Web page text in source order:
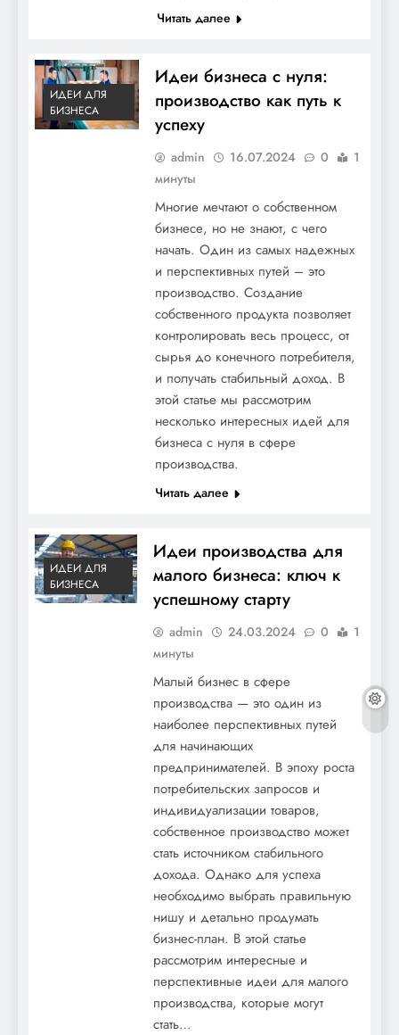
Читать далее
ИДЕИ ДЛЯ
БИЗНЕСА
Идеи бизнеса с нуля:
производство как путь к
успеху
admin 16.07.2024 0
1
минуты
Многие мечтают о собственном
бизнесе, но не знают, с чего
начать. Один из самых надежных
и перспективных путей – это
производство. Создание
собственного продукта позволяет
контролировать весь процесс, от
сырья до конечного потребителя,
и получать стабильный доход. В
этой статье мы рассмотрим
несколько интересных идей для
бизнеса с нуля в сфере
производства.
Читать далее
ИДЕИ ДЛЯ
БИЗНЕСА
Идеи производства для
малого бизнеса: ключ к
успешному старту
admin 24.03.2024 0
1
минуты
Малый бизнес в сфере
производства — это один из
наиболее перспективных путей
для начинающих
предпринимателей. В эпоху роста
потребительских запросов и
индивидуализации товаров,
собственное производство может
стать источником стабильного
дохода. Однако для успеха
необходимо выбрать правильную
нишу и детально продумать
бизнес-план. В этой статье
рассмотрим интересные и
перспективные идеи для малого
производства, которые могут
стать…